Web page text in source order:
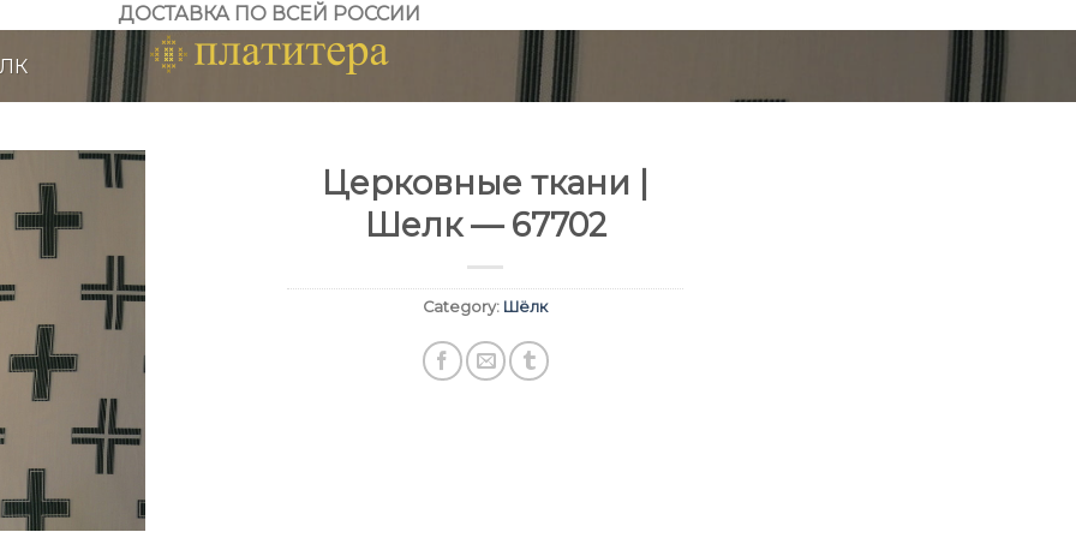
ДОСТАВКА ПО ВСЕЙ РОССИИ
Церковные ткани |
Шелк — 67702
Category: Шёлк